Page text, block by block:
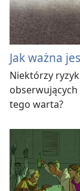
Jak ważna
Niektórzy
tego warta?